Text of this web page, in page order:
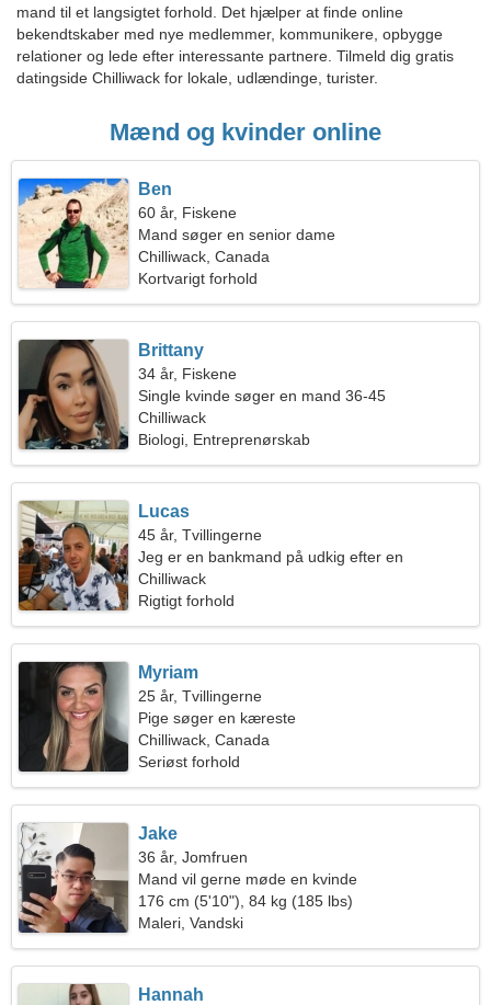
mand til et langsigtet forhold. Det hjælper at finde online
bekendtskaber med nye medlemmer, kommunikere, opbygge
relationer og lede efter interessante partnere. Tilmeld dig gratis
datingside Chilliwack for lokale, udlændinge, turister.
Mænd og kvinder online
Ben
60 år, Fiskene
Mand søger en senior dame
Chilliwack, Canada
Kortvarigt forhold
Brittany
34 år, Fiskene
Single kvinde søger en mand 36-45
Chilliwack
Biologi, Entreprenørskab
Lucas
45 år, Tvillingerne
Jeg er en bankmand på udkig efter en
charmerende kvinde
Chilliwack
Rigtigt forhold
Myriam
25 år, Tvillingerne
Pige søger en kæreste
Chilliwack, Canada
Seriøst forhold
Jake
36 år, Jomfruen
Mand vil gerne møde en kvinde
176 cm (5'10"), 84 kg (185 lbs)
Maleri, Vandski
Hannah